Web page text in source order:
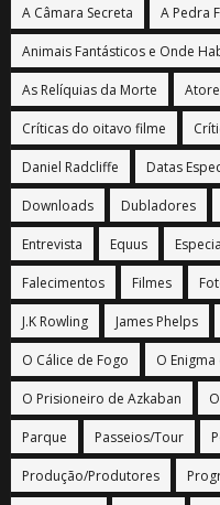
A Câmara Secreta A Pedra
Animais Fantásticos e Onde
As Relíquias da Morte
Críticas do oitavo filme
Daniel Radcliffe Datas
Downloads Dubladores
Entrevista Equus
Falecimentos Filmes
J.K Rowling James Phelps
O Cálice de Fogo O
O Prisioneiro de Azkaban
Parque Passeios/Tour
Produção/Produtores